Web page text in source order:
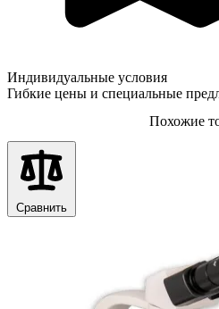
Индивидуальные условия
Гибкие цены и специальные
Похожие
Сравнить